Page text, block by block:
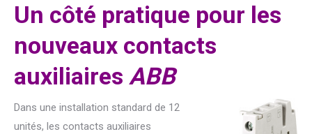
Un côté pratique pour les
nouveaux contacts
auxiliaires ABB
Dans une installation standard de 12
unités, les contacts auxiliaires